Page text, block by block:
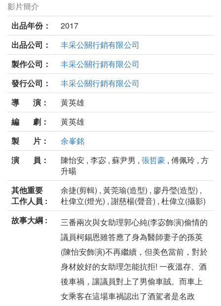
台北物語劇照
影片簡介
出品年份：
2017
出品公司：
丰采公關行銷有限公司
製作公司：
丰采公關行銷有限公司
發行公司：
丰采公關行銷有限公司
導 演：
黃英雄
編 劇：
黃英雄
製 片：
余峯銘
演 員：
陳怡安 , 李宓 , 蘇尹男 , 張哲豪 , 傅佩玲 , 方
升暘
其他重要
工作人員 :
余捷(剪輯) , 黃莞瑜(造型) , 廖丹瑩(造型) ,
杜偉立(燈光) , 謝慈楊(聲音) , 杜偉立(攝影)
故事大綱 :
三番兩次與女助理郭心純(李宓飾演)偷情的
議員柯錫恩雖答應了身為醫師妻子的孫英
(陳怡安飾演)不再繼續，但美色當前，對於
身材姣好的女助理怎能抗拒! 一夜溫存、酒
後車禍，讓議員對上了男偷車賊。而車上
女乘客在這場車禍認出了酒駕者是名政